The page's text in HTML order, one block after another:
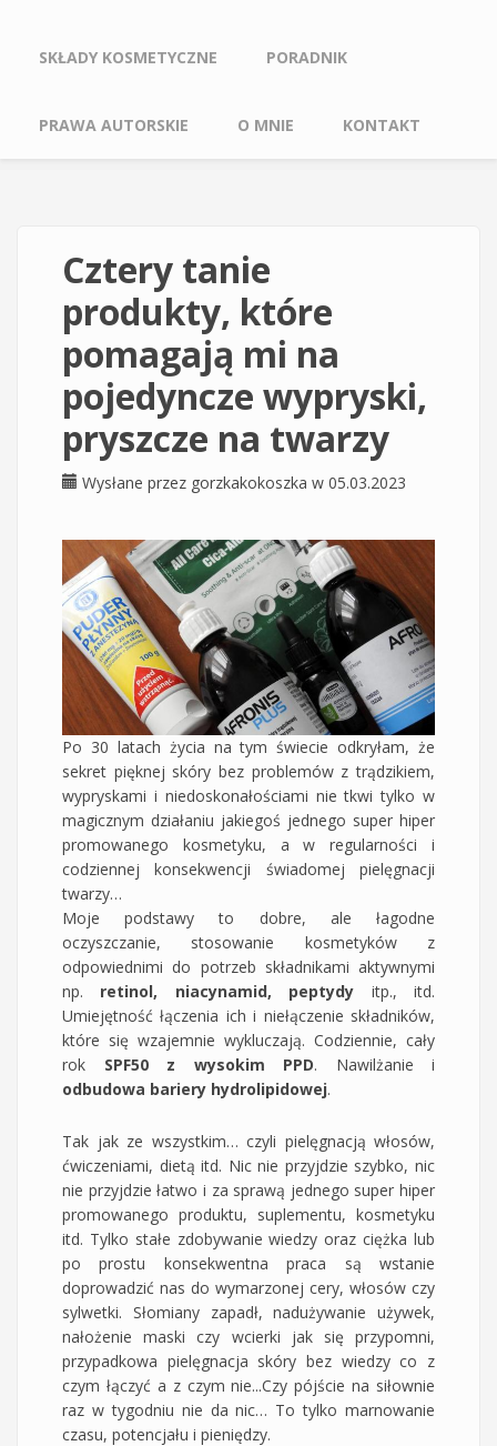
SKŁADY KOSMETYCZNE PORADNIK
PRAWA AUTORSKIE O MNIE KONTAKT
Cztery tanie
produkty, które
pomagają mi na
pojedyncze wypryski,
pryszcze na twarzy
Wysłane przez gorzkakokoszka w 05.03.2023
Po 30 latach życia na tym świecie odkryłam, że
sekret pięknej skóry bez problemów z trądzikiem,
wypryskami i niedoskonałościami nie tkwi tylko w
magicznym działaniu jakiegoś jednego super hiper
promowanego kosmetyku, a w regularności i
codziennej konsekwencji świadomej pielęgnacji
twarzy…
Moje podstawy to dobre, ale łagodne
oczyszczanie, stosowanie kosmetyków z
odpowiednimi do potrzeb składnikami aktywnymi
np. retinol, niacynamid, peptydy itp., itd.
Umiejętność łączenia ich i niełączenie składników,
które się wzajemnie wykluczają. Codziennie, cały
rok SPF50 z wysokim PPD. Nawilżanie i
odbudowa bariery hydrolipidowej.
Tak jak ze wszystkim… czyli pielęgnacją włosów,
ćwiczeniami, dietą itd. Nic nie przyjdzie szybko, nic
nie przyjdzie łatwo i za sprawą jednego super hiper
promowanego produktu, suplementu, kosmetyku
itd. Tylko stałe zdobywanie wiedzy oraz ciężka lub
po prostu konsekwentna praca są wstanie
doprowadzić nas do wymarzonej cery, włosów czy
sylwetki. Słomiany zapadł, nadużywanie używek,
nałożenie maski czy wcierki jak się przypomni,
przypadkowa pielęgnacja skóry bez wiedzy co z
czym łączyć a z czym nie...Czy pójście na siłownie
raz w tygodniu nie da nic… To tylko marnowanie
czasu, potencjału i pieniędzy.